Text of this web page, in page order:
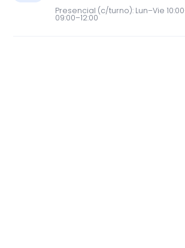
Presencial (c/turno): Lun–Vie
09:00–12:00